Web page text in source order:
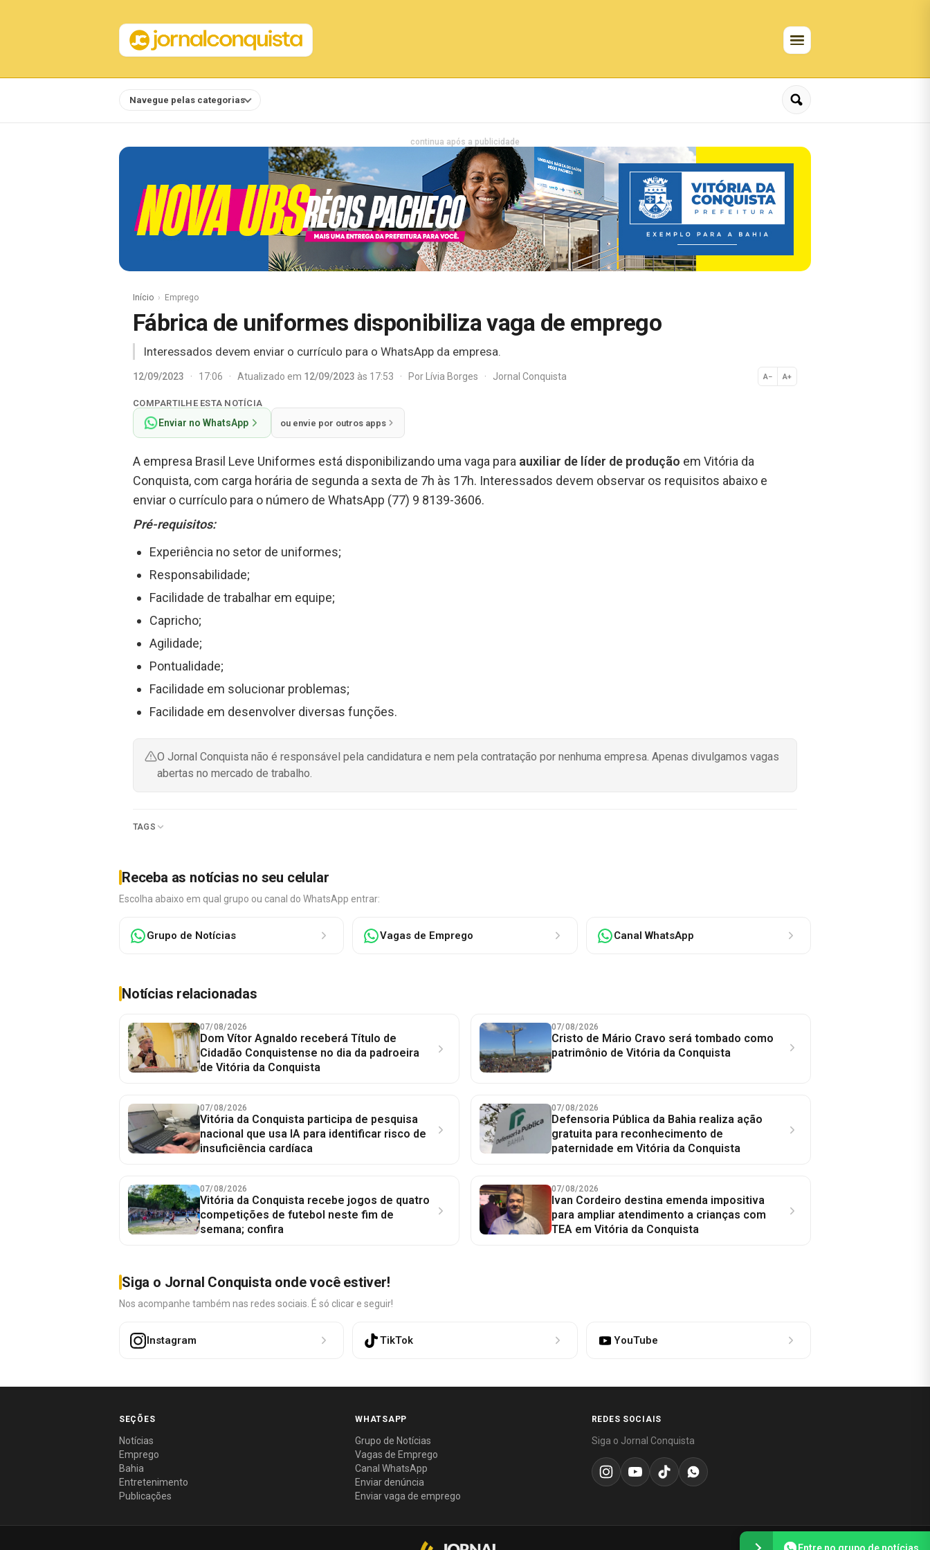
Navegue pelas categorias
continua após a publicidade
Início Emprego
Fábrica de uniformes disponibiliza vaga de emprego
Interessados devem enviar o currículo para o WhatsApp da empresa.
12/09/2023 · 17:06 · Atualizado em 12/09/2023 às 17:53 · PorLívia Borges · Jornal Conquista A− A+
Normal
COMPARTILHE ESTA NOTÍCIA
Enviar no WhatsApp ou envie por outros apps
A empresa Brasil Leve Uniformes está disponibilizando uma vaga para auxiliar de líder de produção em Vitória da
Conquista, com carga horária de segunda a sexta de 7h às 17h. Interessados devem observar os requisitos abaixo e
enviar o currículo para o número de WhatsApp (77) 9 8139-3606.
Pré-requisitos:
Experiência no setor de uniformes;
Responsabilidade;
Facilidade de trabalhar em equipe;
Capricho;
Agilidade;
Pontualidade;
Facilidade em solucionar problemas;
Facilidade em desenvolver diversas funções.
O Jornal Conquista não é responsável pela candidatura e nem pela contratação por nenhuma empresa. Apenas divulgamos vagas
abertas no mercado de trabalho.
TAGS
Receba as notícias no seu celular
Escolha abaixo em qual grupo ou canal do WhatsApp entrar:
Grupo de Notícias Vagas de Emprego Canal WhatsApp
Notícias relacionadas
07/08/2026
Dom Vítor Agnaldo receberá Título de
Cidadão Conquistense no dia da padroeira
de Vitória da Conquista
07/08/2026
Cristo de Mário Cravo será tombado como
patrimônio de Vitória da Conquista
07/08/2026
Vitória da Conquista participa de pesquisa
nacional que usa IA para identificar risco de
insuficiência cardíaca
07/08/2026
Defensoria Pública da Bahia realiza ação
gratuita para reconhecimento de
paternidade em Vitória da Conquista
07/08/2026
Vitória da Conquista recebe jogos de quatro
competições de futebol neste fim de
semana; confira
07/08/2026
Ivan Cordeiro destina emenda impositiva
para ampliar atendimento a crianças com
TEA em Vitória da Conquista
Siga o Jornal Conquista onde você estiver!
Nos acompanhe também nas redes sociais. É só clicar e seguir!
Instagram TikTok YouTube
SEÇÕES
Notícias
Emprego
Bahia
Entretenimento
Publicações
WHATSAPP
Grupo de Notícias
Vagas de Emprego
Canal WhatsApp
Enviar denúncia
Enviar vaga de emprego
REDES SOCIAIS
Siga o Jornal Conquista